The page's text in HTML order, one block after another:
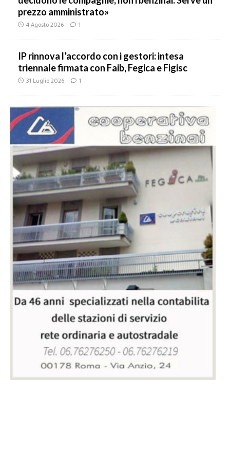
prezzo amministrato»
4 Agosto 2026 1
IP rinnova l’accordo con i gestori: intesa
triennale firmata con Faib, Fegica e Figisc
31 Luglio 2026 1